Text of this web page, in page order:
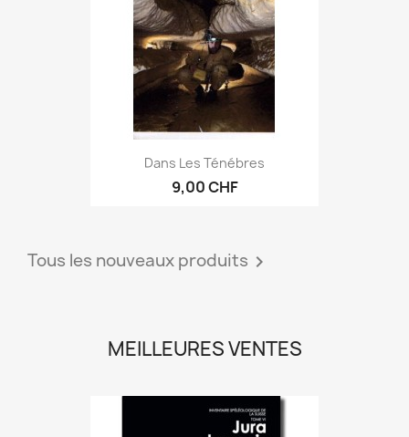
Dans Les Ténébres
9,00 CHF
Tous les nouveaux produits 
MEILLEURES VENTES